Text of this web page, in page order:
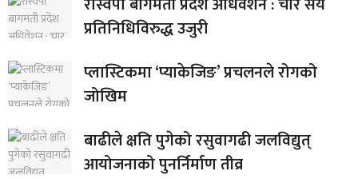
प्रतिनिधिविरुद्ध उजुरी
प्लास्टिकमा ‘प्याकेजिङ’ प्रचलनले रोगको
जोखिम
बाढीले क्षति पुगेको रसुवागढी जलविद्युत्
आयोजनाको पुनर्निर्माण तीव्र